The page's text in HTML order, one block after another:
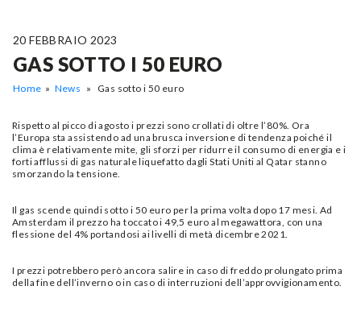
20 FEBBRAIO 2023
GAS SOTTO I 50 EURO
Home » News » Gas sotto i 50 euro
Rispetto al picco di agosto i prezzi sono crollati di oltre l’80%. Ora
l’Europa sta assistendo ad una brusca inversione di tendenza poiché il
clima è relativamente mite, gli sforzi per ridurre il consumo di energia e i
forti afflussi di gas naturale liquefatto dagli Stati Uniti al Qatar stanno
smorzando la tensione.
Il gas scende quindi sotto i 50 euro per la prima volta dopo 17 mesi. Ad
Amsterdam il prezzo ha toccato i 49,5 euro al megawattora, con una
flessione del 4% portandosi ai livelli di metà dicembre 2021.
I prezzi potrebbero però ancora salire in caso di freddo prolungato prima
della fine dell’inverno o in caso di interruzioni dell’approvvigionamento.